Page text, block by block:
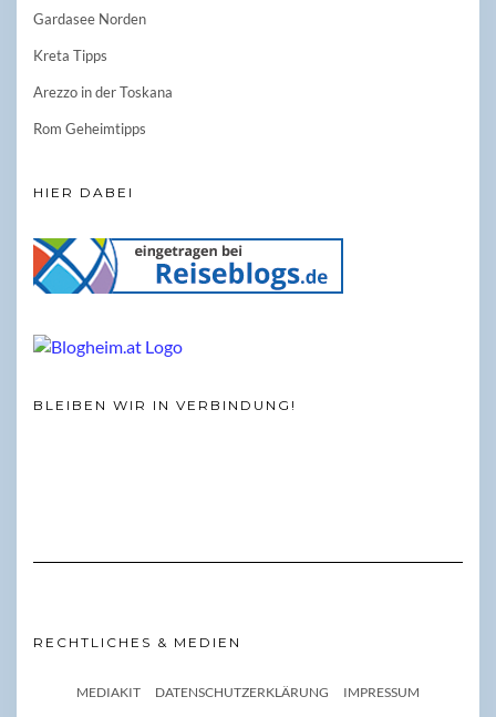
Gardasee Norden
Kreta Tipps
Arezzo in der Toskana
Rom Geheimtipps
HIER DABEI
BLEIBEN WIR IN VERBINDUNG!
RECHTLICHES & MEDIEN
MEDIAKIT DATENSCHUTZERKLÄRUNG IMPRESSUM